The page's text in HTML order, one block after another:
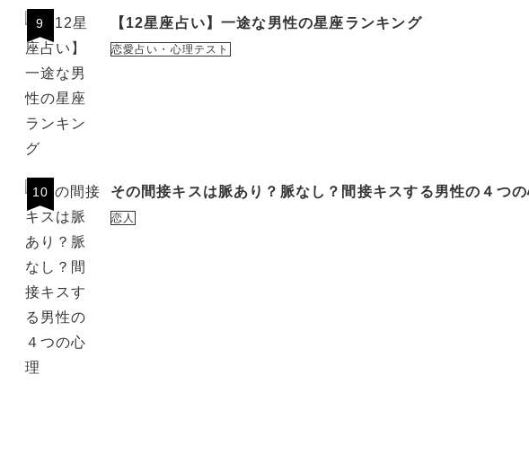
9 【12星座占い】一途な男性の星座ランキング
恋愛占い・心理テスト
10 その間接キスは脈あり？脈なし？間接キスする男性の４つ
恋人